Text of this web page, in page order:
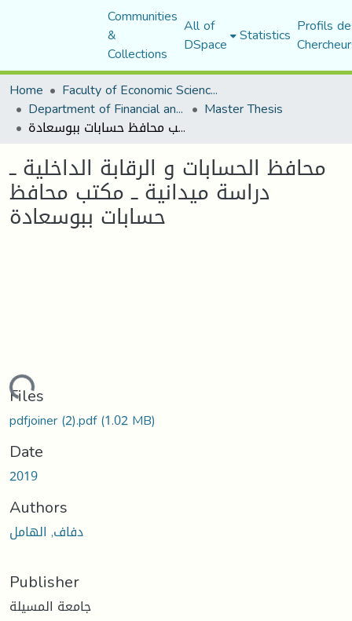
Communities
&
Collections
All of
DSpace Statistics Profils
Home
Faculty of Economic Sciences, Commerce and Management Sciences
Department of Financial and Accounting Sciences Master Thesis
محافظ الحسابات و الرقابة الداخلية ــ دراسة ميدانية ــ مكتب محافظ حسابات ببوسعادة
محافظ الحسابات و الرقابة الداخلية ــ
دراسة ميدانية ــ مكتب محافظ
حسابات ببوسعادة
Files
pdfjoiner (2).pdf(1.02 MB)
Date
2019
Authors
دفاف, الهامل
Publisher
جامعة المسيلة